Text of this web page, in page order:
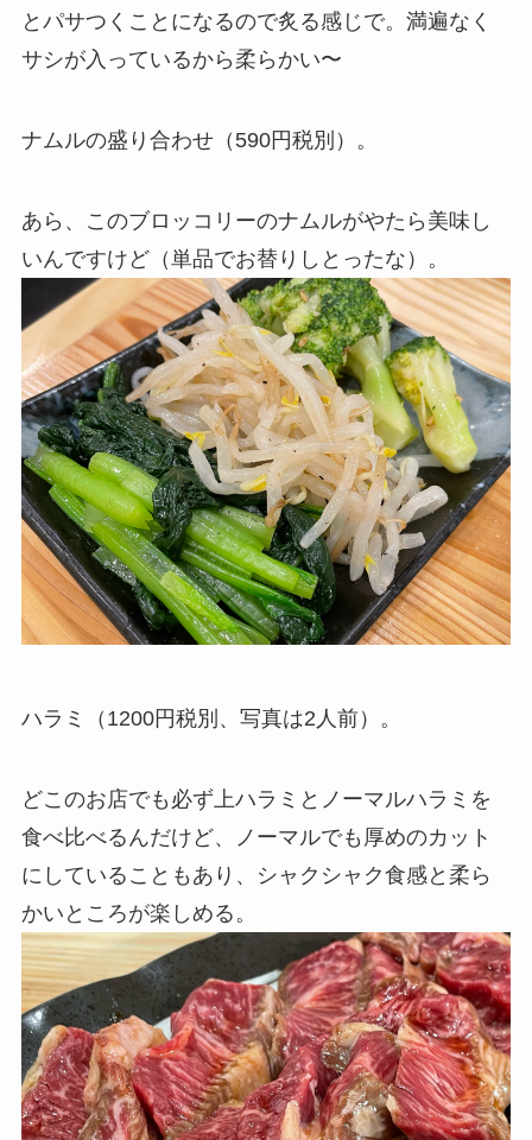
とパサつくことになるので炙る感じで。満遍なく
サシが入っているから柔らかい〜
ナムルの盛り合わせ（590円税別）。
あら、このブロッコリーのナムルがやたら美味し
いんですけど（単品でお替りしとったな）。
ハラミ（1200円税別、写真は2人前）。
どこのお店でも必ず上ハラミとノーマルハラミを
食べ比べるんだけど、ノーマルでも厚めのカット
にしていることもあり、シャクシャク食感と柔ら
かいところが楽しめる。